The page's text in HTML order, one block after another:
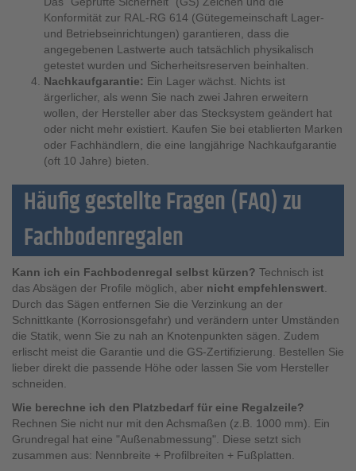
Konformität zur RAL-RG 614 (Gütegemeinschaft Lager-
und Betriebseinrichtungen) garantieren, dass die
angegebenen Lastwerte auch tatsächlich physikalisch
getestet wurden und Sicherheitsreserven beinhalten.
Nachkaufgarantie: Ein Lager wächst. Nichts ist
ärgerlicher, als wenn Sie nach zwei Jahren erweitern
wollen, der Hersteller aber das Stecksystem geändert hat
oder nicht mehr existiert. Kaufen Sie bei etablierten Marken
oder Fachhändlern, die eine langjährige Nachkaufgarantie
(oft 10 Jahre) bieten.
Häufig gestellte Fragen (FAQ) zu
Fachbodenregalen
Kann ich ein Fachbodenregal selbst kürzen? Technisch ist
das Absägen der Profile möglich, aber nicht empfehlenswert
Durch das Sägen entfernen Sie die Verzinkung an der
Schnittkante (Korrosionsgefahr) und verändern unter Umständen
die Statik, wenn Sie zu nah an Knotenpunkten sägen. Zudem
erlischt meist die Garantie und die GS-Zertifizierung. Bestellen Sie
lieber direkt die passende Höhe oder lassen Sie vom Hersteller
schneiden.
Wie berechne ich den Platzbedarf für eine Regalzeile?
Rechnen Sie nicht nur mit den Achsmaßen (z.B. 1000 mm). Ein
Grundregal hat eine "Außenabmessung". Diese setzt sich
zusammen aus: Nennbreite + Profilbreiten + Fußplatten.